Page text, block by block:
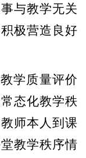
与教学无关
极营造良好
学质量评价
态化教学秩
师本人到课
教学秩序情